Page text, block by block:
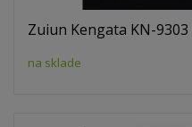
Zuiun Kengata KN-9303
na sklade